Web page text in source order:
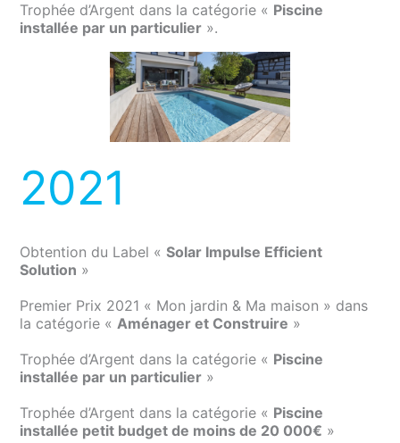
Trophée d’Argent dans la catégorie « Piscine
installée par un particulier ».
2021
Obtention du Label «Solar Impulse Efficient
Solution »
Premier Prix 2021 « Mon jardin & Ma maison » dans
la catégorie « Aménager et Construire »
Trophée d’Argent dans la catégorie « Piscine
installée par un particulier »
Trophée d’Argent dans la catégorie « Piscine
installée petit budget de moins de 20 000€ »